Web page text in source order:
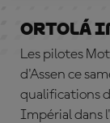
Ortolá
Les pilotes
d'Assen ce
qualifications
Impérial dans